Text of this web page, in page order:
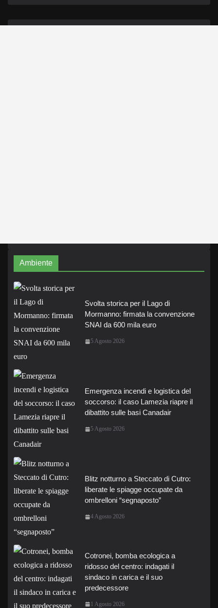
Ambiente
Svolta storica per il Lago di
Mormanno: firmata la convenzione
SNAI da 600 mila euro
5 Agosto 2026
Emergenza incendi e logistica del
soccorso: il caso Lamezia riapre il
dibattito sulle basi Canadair
5 Agosto 2026
Blitz notturno a Steccato di Cutro:
liberate le spiagge occupate da
ombrelloni “segnaposto”
4 Agosto 2026
Cotronei, bomba ecologica a
ridosso del centro: indagati il
sindaco in carica e il suo
predecessore
1 Agosto 2026